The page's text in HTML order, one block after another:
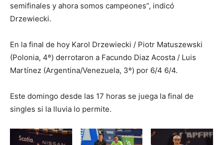
semifinales y ahora somos campeones”, indicó
Drzewiecki.
En la final de hoy Karol Drzewiecki / Piotr Matuszewski
(Polonia, 4º) derrotaron a Facundo Diaz Acosta / Luis
Martínez (Argentina/Venezuela, 3º) por 6/4 6/4.
Este domingo desde las 17 horas se juega la final de
singles si la lluvia lo permite.